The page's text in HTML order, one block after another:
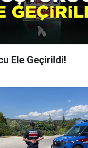
Ele Geçirildi!